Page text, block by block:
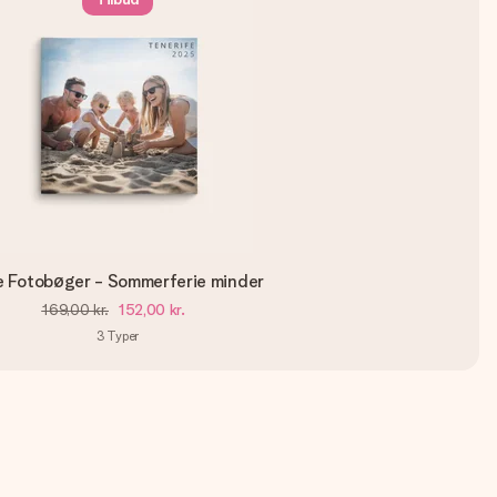
Fotobøger - Sommerferie minder
169,00 kr. 152,00 kr.
3 Typer